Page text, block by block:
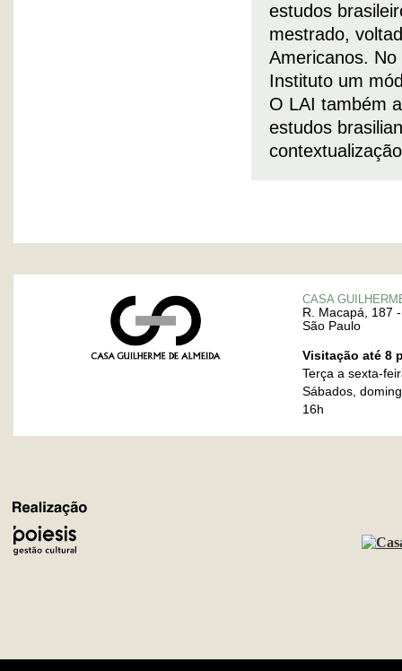
estudos
mestrado,
Americanos.
Instituto um
O LAI também
estudos
CASA
R. Macapá, 187
São Paulo
Visitação até 8
Terça a sexta-
Sábados,
16h
REALIZAÇÃO